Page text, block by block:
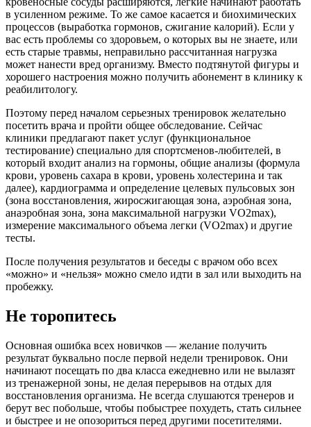
в усиленном режиме. То же самое касается и биохимических
процессов (выработка гормонов, сжигание калорий). Если у
вас есть проблемы со здоровьем, о которых вы не знаете, или
есть старые травмы, неправильно рассчитанная нагрузка
может нанести вред организму. Вместо подтянутой фигуры и
хорошего настроения можно получить абонемент в клинику к
реабилитологу.
Поэтому перед началом серьезных тренировок желательно
посетить врача и пройти общее обследование. Сейчас
клиники предлагают пакет услуг (функциональное
тестирование) специально для спортсменов-любителей, в
который входит анализ на гормоны, общие анализы (формула
крови, уровень сахара в крови, уровень холестерина и так
далее), кардиограмма и определение целевых пульсовых зон
(зона восстановления, жиросжигающая зона, аэробная зона,
анаэробная зона, зона максимальной нагрузки VO2max),
измерение максимального объема легки (VO2max) и другие
тесты.
После получения результатов и беседы с врачом обо всех
«можно» и «нельзя» можно смело идти в зал или выходить на
пробежку.
Не торопитесь
Основная ошибка всех новичков — желание получить
результат буквально после первой недели тренировок. Они
начинают посещать по два класса ежедневно или не вылазят
из тренажерной зоны, не делая перерывов на отдых для
восстановления организма. Не всегда слушаются тренеров и
берут вес побольше, чтобы побыстрее похудеть, стать сильнее
и быстрее и не опозориться перед другими посетителями.